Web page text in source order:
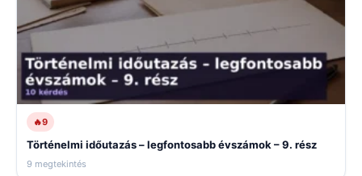
🔥9
Történelmi időutazás – legfontosabb évszámok – 9. rész
9 megtekintés